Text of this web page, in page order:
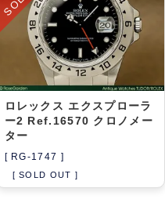
ロレックス エクスプローラ
ー2 Ref.16570 クロノメー
ター
[ RG-1747 ]
[ SOLD OUT ]